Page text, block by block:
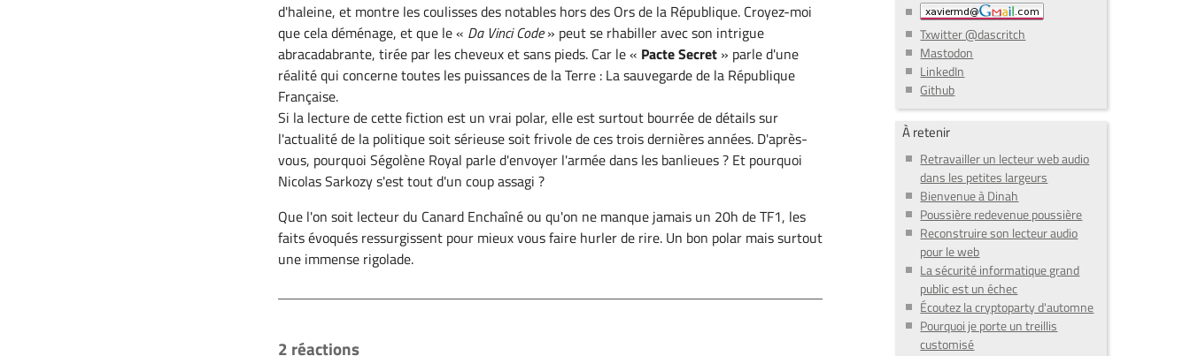
d'haleine, et montre les coulisses des notables hors des Ors de la République. Croyez-moi
que cela déménage, et que le « Da Vinci Code» peut se rhabiller avec son intrigue
abracadabrante, tirée par les cheveux et sans pieds. Car le « Pacte Secret » parle d'une
réalité qui concerne toutes les puissances de la Terre : La sauvegarde de la République
Française.
Si la lecture de cette fiction est un vrai polar, elle est surtout bourrée de détails sur
l'actualité de la politique soit sérieuse soit frivole de ces trois dernières années. D'après-
vous, pourquoi Ségolène Royal parle d'envoyer l'armée dans les banlieues ? Et pourquoi
Nicolas Sarkozy s'est tout d'un coup assagi ?
Que l'on soit lecteur du Canard Enchaîné ou qu'on ne manque jamais un 20h de TF1, les
faits évoqués ressurgissent pour mieux vous faire hurler de rire. Un bon polar mais surtout
une immense rigolade.
2 réactions
Txwitter @dascritch
Mastodon
LinkedIn
Github
À retenir
Retravailler un lecteur web audio
dans les petites largeurs
Bienvenue à Dinah
Poussière redevenue poussière
Reconstruire son lecteur audio
pour le web
La sécurité informatique grand
public est un échec
Écoutez la cryptoparty d'automne
Pourquoi je porte un treillis
customisé